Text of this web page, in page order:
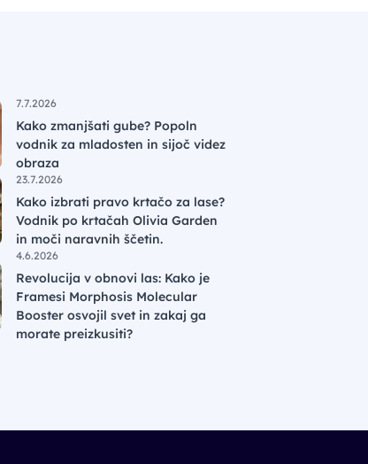
7.7.2026
Kako zmanjšati gube? Popoln
vodnik za mladosten in sijoč videz
obraza
23.7.2026
Kako izbrati pravo krtačo za lase?
Vodnik po krtačah Olivia Garden
in moči naravnih ščetin.
4.6.2026
Revolucija v obnovi las: Kako je
Framesi Morphosis Molecular
Booster osvojil svet in zakaj ga
morate preizkusiti?